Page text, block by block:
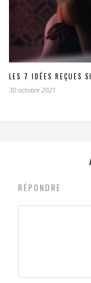
LES 7 IDÉES REÇUES
30 octobre 2021
RÉPONDRE